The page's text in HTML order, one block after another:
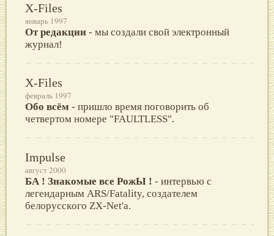
X-Files
январь 1997
От редакции - мы создали свой электронный
журнал!
X-Files
февраль 1997
Обо всём - пришло время поговорить об
четвертом номере "FAULTLESS".
Impulse
август 2000
БА ! Знакомые все РожЫ ! - интервью с
легендарным ARS/Fatality, создателем
белopусскoго ZX-Net'a.